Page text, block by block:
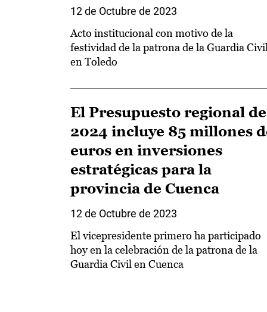
12 de Octubre de 2023
Acto institucional con motivo de la
festividad de la patrona de la Guardia
en Toledo
El Presupuesto regional de
2024 incluye 85 millones
euros en inversiones
estratégicas para la
provincia de Cuenca
12 de Octubre de 2023
El vicepresidente primero ha participado
hoy en la celebración de la patrona de la
Guardia Civil en Cuenca